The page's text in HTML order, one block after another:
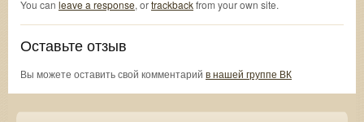
You can leave a response, ortrackbackfrom your own site.
Оставьте отзыв
Вы можете оставить свой комментарий в нашей группе ВК